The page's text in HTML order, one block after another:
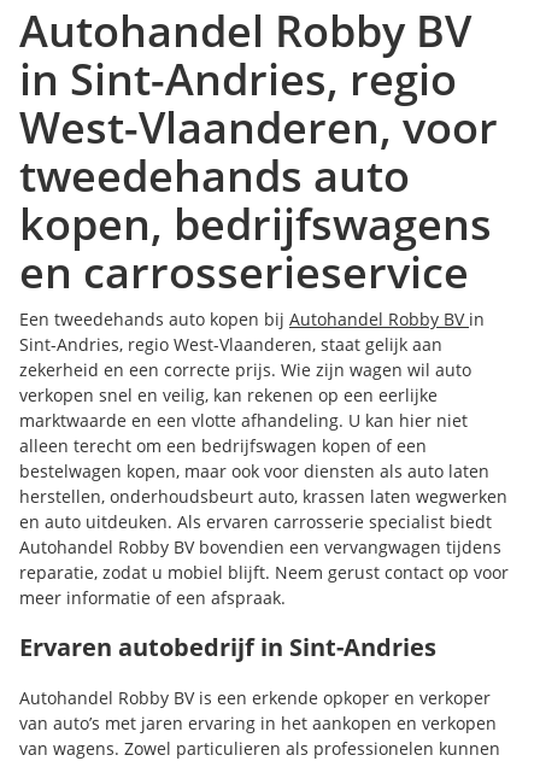
Autohandel Robby BV
in Sint-Andries, regio
West-Vlaanderen, voor
tweedehands auto
kopen, bedrijfswagens
en carrosserieservice
Een tweedehands auto kopen bij Autohandel Robby BV in
Sint-Andries, regio West-Vlaanderen, staat gelijk aan
zekerheid en een correcte prijs. Wie zijn wagen wil auto
verkopen snel en veilig, kan rekenen op een eerlijke
marktwaarde en een vlotte afhandeling. U kan hier niet
alleen terecht om een bedrijfswagen kopen of een
bestelwagen kopen, maar ook voor diensten als auto laten
herstellen, onderhoudsbeurt auto, krassen laten wegwerken
en auto uitdeuken. Als ervaren carrosserie specialist biedt
Autohandel Robby BV bovendien een vervangwagen tijdens
reparatie, zodat u mobiel blijft. Neem gerust contact op voor
meer informatie of een afspraak.
Ervaren autobedrijf in Sint-Andries
Autohandel Robby BV is een erkende opkoper en verkoper
van auto’s met jaren ervaring in het aankopen en verkopen
van wagens. Zowel particulieren als professionelen kunnen